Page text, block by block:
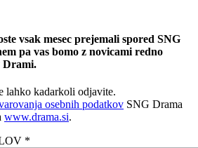
vsak mesec prejemali spored SNG
pa vas bomo z novicami redno
Drami.
lahko kadarkoli odjavite.
osebnih podatkov SNG Drama
www.drama.si.
*